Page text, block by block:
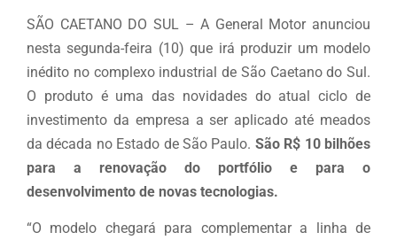
SÃO CAETANO DO SUL – A General Motor anunciou
nesta segunda-feira (10) que irá produzir um modelo
inédito no complexo industrial de São Caetano do Sul.
O produto é uma das novidades do atual ciclo de
investimento da empresa a ser aplicado até meados
da década no Estado de São Paulo. São R$ 10 bilhões
para a renovação do portfólio e para o
desenvolvimento de novas tecnologias.
“O modelo chegará para complementar a linha de